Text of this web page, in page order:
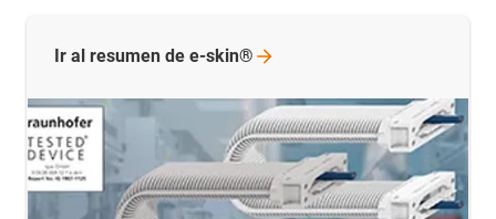
Ir al resumen de e-skin®